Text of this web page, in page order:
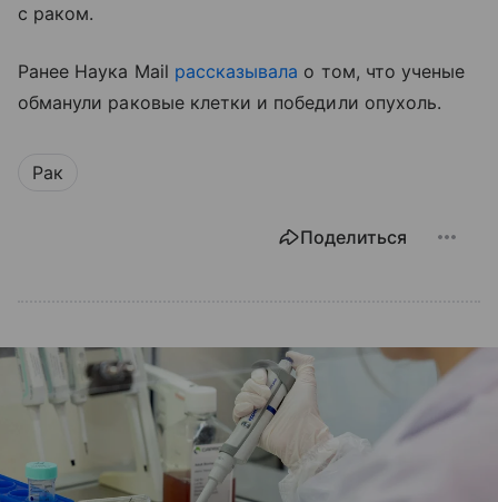
с раком.
Ранее Наука Mail рассказывала о том, что ученые
обманули раковые клетки и победили опухоль.
Рак
Поделиться